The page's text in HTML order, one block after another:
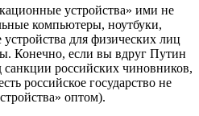
устройства» ими не
компьютеры, ноутбуки,
для физических лиц
Конечно, если вы вдруг Путин
российских чиновников,
российское государство не
оптом).